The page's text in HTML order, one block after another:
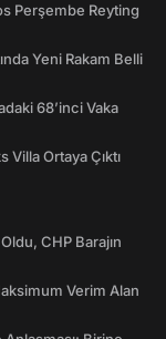
Perşembe Reyting
Yeni Rakam Belli
68’inci Vaka
Villa Ortaya Çıktı
CHP Barajın
Verim Alan